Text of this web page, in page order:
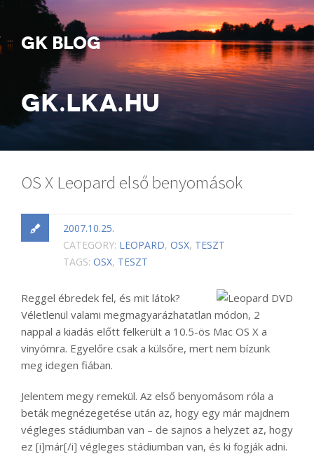
GK BLOG
GK.LKA.HU
OS X Leopard első benyomások
2007.10.25.
CATEGORY: LEOPARD, OSX, TESZT
TAGS: OSX, TESZT
Reggel ébredek fel, és mit látok?
Véletlenül valami megmagyarázhatatlan módon, 2
nappal a kiadás előtt felkerült a 10.5-ös Mac OS X a
vinyómra. Egyelőre csak a külsőre, mert nem bízunk
meg idegen fiában.
Jelentem megy remekül. Az első benyomásom róla a
beták megnézegetése után az, hogy egy már majdnem
végleges stádiumban van – de sajnos a helyzet az, hogy
ez [i]már[/i] végleges stádiumban van, és ki fogják adni.